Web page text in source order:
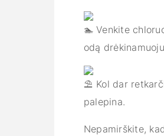
Venkite
odą
Kol dar
palepina.
Nepamirškite,